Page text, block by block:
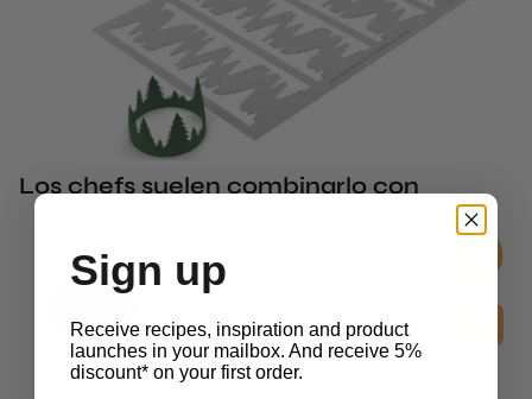
Los chefs suelen combinarlo con
2D Molds
Pine Tuille Mold - 1 pc
£15.45 sin iva
Sign up
Receive recipes, inspiration and product
launches in your mailbox. And receive 5%
discount* on your first order.